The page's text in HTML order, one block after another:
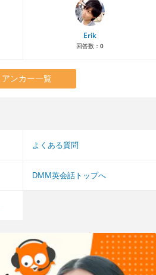
Erik
回答数： 0
アンカー一覧
よくある質問
DMM英会話トップへ